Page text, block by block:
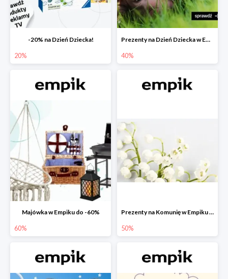
-20% na Dzień Dziecka!
20%
Prezenty na Dzień Dziecka w Empiku do -40%
40%
Majówka w Empiku do -60%
60%
Prezenty na Komunię w Empiku do -50%
50%